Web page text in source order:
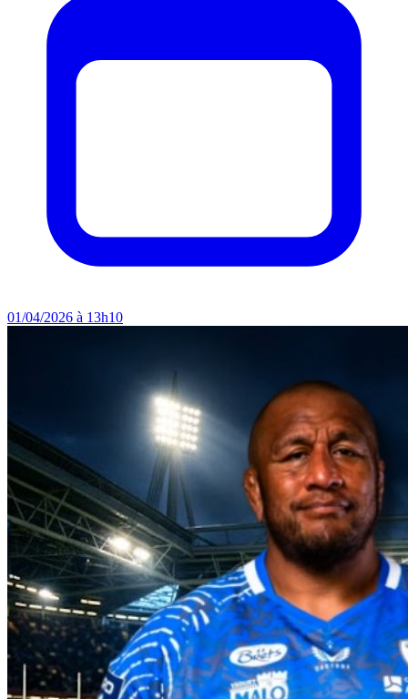
01/04/2026 à 13h10